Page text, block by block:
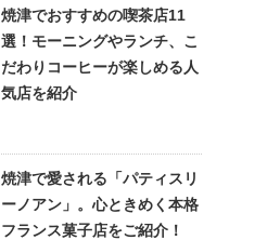
焼津でおすすめの喫茶店11
選！モーニングやランチ、こ
だわりコーヒーが楽しめる人
気店を紹介
焼津で愛される「パティスリ
ーノアン」。心ときめく本格
フランス菓子店をご紹介！